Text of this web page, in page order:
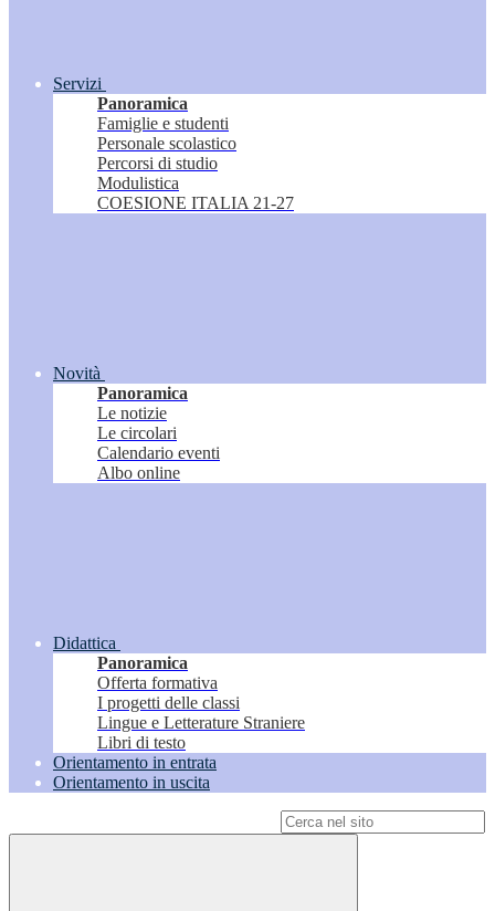
Servizi
Panoramica
Famiglie e studenti
Personale scolastico
Percorsi di studio
Modulistica
COESIONE ITALIA 21-27
Novità
Panoramica
Le notizie
Le circolari
Calendario eventi
Albo online
Didattica
Panoramica
Offerta formativa
I progetti delle classi
Lingue e Letterature Straniere
Libri di testo
Orientamento in entrata
Orientamento in uscita